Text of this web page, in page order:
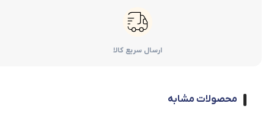
ارسال سریع کالا
محصولات مشابه